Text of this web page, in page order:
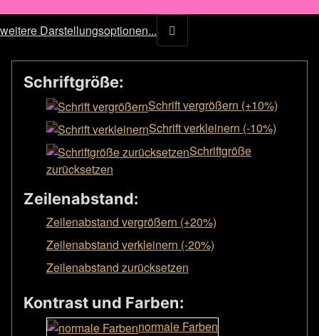
weitere Darstellungsoptionen...
Schriftgröße:
Schrift vergrößern (+10%)
Schrift verkleinern (-10%)
Schriftgröße
zurücksetzen
Zeilenabstand:
Zeilenabstand vergrößern (+20%)
Zeilenabstand verkleinern (-20%)
Zeilenabstand zurücksetzen
Kontrast und Farben:
normale Farben